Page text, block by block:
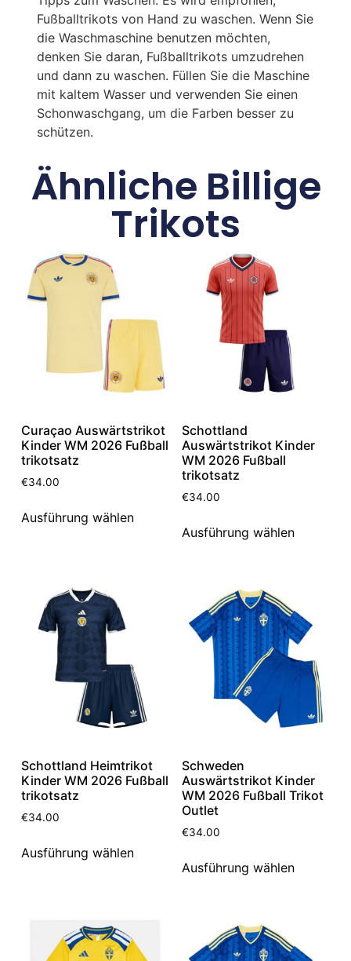
Fußballtrikots von Hand zu waschen. Wenn Sie
die Waschmaschine benutzen möchten,
denken Sie daran, Fußballtrikots umzudrehen
und dann zu waschen. Füllen Sie die Maschine
mit kaltem Wasser und verwenden Sie einen
Schonwaschgang, um die Farben besser zu
schützen.
Ähnliche Billige
Trikots
Curaçao Auswärtstrikot
Kinder WM 2026 Fußball
trikotsatz
€34.00
Ausführung wählen
Schottland
Auswärtstrikot Kinder
WM 2026 Fußball
trikotsatz
€34.00
Ausführung wählen
Schottland Heimtrikot
Kinder WM 2026 Fußball
trikotsatz
€34.00
Ausführung wählen
Schweden
Auswärtstrikot Kinder
WM 2026 Fußball Trikot
Outlet
€34.00
Ausführung wählen